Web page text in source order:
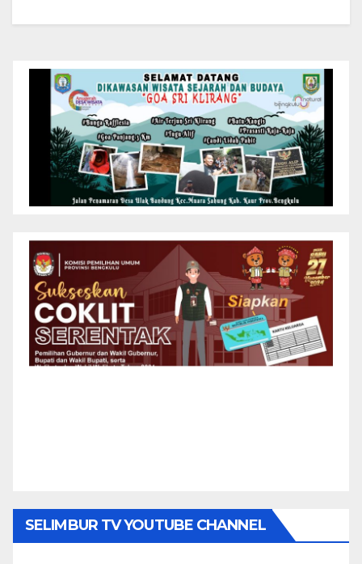
SELIMBUR TV YOUTUBE CHANNEL